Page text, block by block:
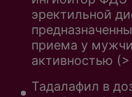
эректильной
приема у
активностью
Тадалафил в